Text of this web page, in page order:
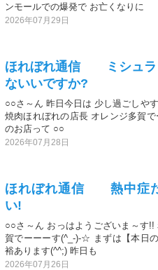
ンモールでの爆発で お亡くなりに
2026年07月29日
ほれぼれ通信 ミシュラ
ないいですか?
○○さ～ん 昨日今日は 少し過ごしや
焼肉ほれぼれの店長 オレンジ多賀
のお店って ○○
2026年07月28日
ほれぼれ通信 熱中症だ
い!
○○さ～ん おっはようございま～す
賀でーーーす(^_-)-☆ まずは【本日
裕あります(^^;) 昨日も
2026年07月26日